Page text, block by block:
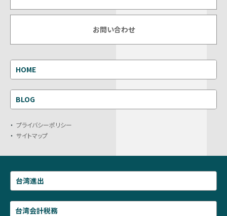
お問い合わせ
HOME
BLOG
プライバシーポリシー
サイトマップ
台湾進出
台湾会計税務